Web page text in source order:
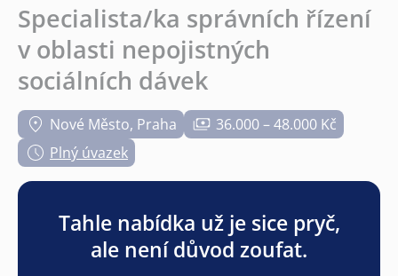
Specialista/ka správních řízení
v oblasti nepojistných
sociálních dávek
Nové Město, Praha
36.000 – 48.000 Kč
Plný úvazek
Tahle nabídka už je sice pryč,
ale není důvod zoufat.